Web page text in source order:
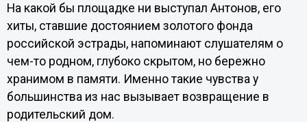
На какой бы площадке ни выступал Антонов, его
хиты, ставшие достоянием золотого фонда
российской эстрады, напоминают слушателям о
чем-то родном, глубоко скрытом, но бережно
хранимом в памяти. Именно такие чувства у
большинства из нас вызывает возвращение в
родительский дом.